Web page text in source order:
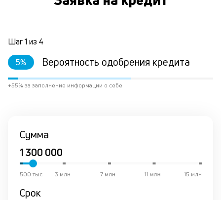
Шаг1 из 4
5% Вероятность одобрения кредита
+55% за заполнение информации о себе
Сумма
15 млн
11 млн
7 млн
3 млн
500 тыс
Срок